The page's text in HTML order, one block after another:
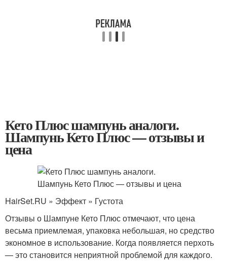
Кето Плюс шампунь аналоги.
Шампунь Кето Плюс — отзывы и
цена
HairSet.RU » Эффект » Густота
Отзывы о Шампуне Кето Плюс отмечают, что цена
весьма приемлемая, упаковка небольшая, но средство
экономное в использование. Когда появляется перхоть
— это становится неприятной проблемой для каждого.